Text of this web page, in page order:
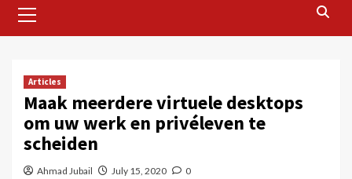
Menu
Articles
Maak meerdere virtuele desktops
om uw werk en privéleven te
scheiden
Ahmad Jubail July 15, 2020 0